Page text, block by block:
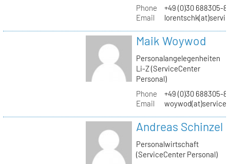
Phone
+49 (0)30 688305-
Email
Maik Woywod
Personalangelegenheiten
Li-Z (ServiceCenter
Personal)
Phone
+49 (0)30 688305-
Email
Andreas Schinzel
Personalwirtschaft
(ServiceCenter Personal)